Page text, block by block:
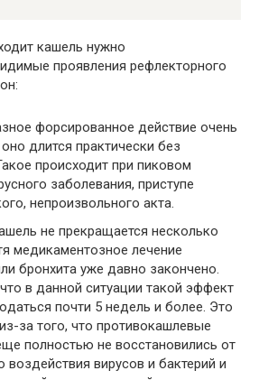
кашель нужно
проявления рефлекторного
форсированное действие очень
длится практически без
происходит при пиковом
заболевания, приступе
непроизвольного акта.
не прекращается несколько
медикаментозное лечение
бронхита уже давно закончено.
в данной ситуации такой эффект
почти 5 недель и более. Это
за того, что противокашлевые
полностью не восстановились от
воздействия вирусов и бактерий и